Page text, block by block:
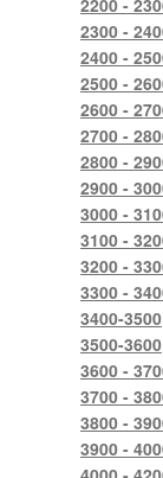
2200 -
2300 -
2400 -
2500 -
2600 -
2700 -
2800 -
2900 -
3000 -
3100 -
3200 -
3300 -
3400-3500
3500-3600
3600 -
3700 -
3800 -
3900 -